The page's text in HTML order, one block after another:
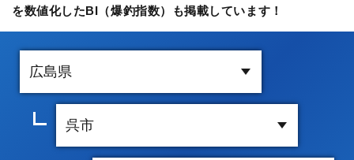
を数値化したBI（爆釣指数）も掲載しています！